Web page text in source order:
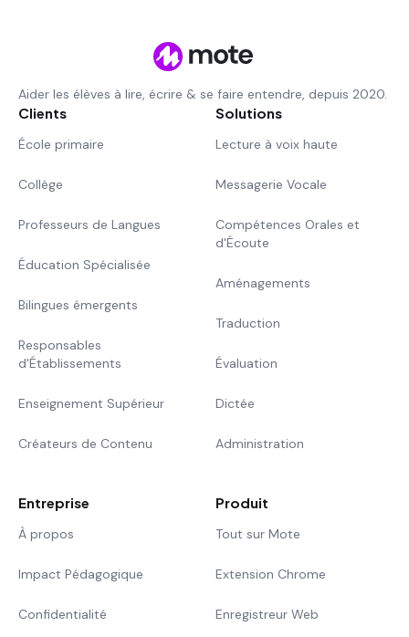
Aider les élèves à lire, écrire & se faire entendre, depuis 2020.
Clients
École primaire
Collège
Professeurs de Langues
Éducation Spécialisée
Bilingues émergents
Responsables
d'Établissements
Enseignement Supérieur
Créateurs de Contenu
Solutions
Lecture à voix haute
Messagerie Vocale
Compétences Orales et
d'Écoute
Aménagements
Traduction
Évaluation
Dictée
Administration
Entreprise
À propos
Impact Pédagogique
Confidentialité
Produit
Tout sur Mote
Extension Chrome
Enregistreur Web